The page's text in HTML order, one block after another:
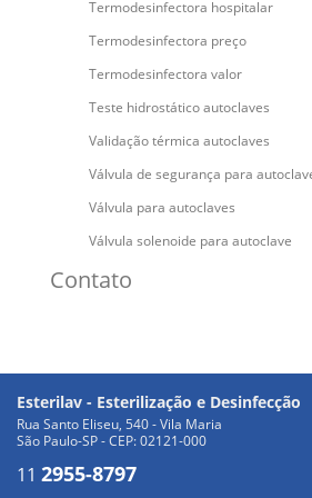
Termodesinfectora hospitalar
Termodesinfectora preço
Termodesinfectora valor
Teste hidrostático autoclaves
Validação térmica autoclaves
Válvula de segurança para
Válvula para autoclaves
Válvula solenoide para autoclave
Contato
Esterilav - Esterilização e Desinfecção
Rua Santo Eliseu, 540 - Vila Maria
São Paulo-SP - CEP: 02121-000
11 2955-8797